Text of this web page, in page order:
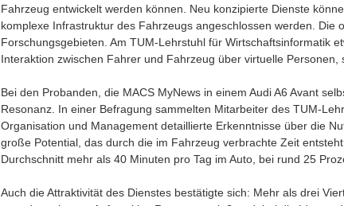
Fahrzeug entwickelt werden können. Neu konzipierte Dienste
komplexe Infrastruktur des Fahrzeugs angeschlossen werden.
Forschungsgebieten. Am TUM-Lehrstuhl für Wirtschaftsinformatik
Interaktion zwischen Fahrer und Fahrzeug über virtuelle
Bei den Probanden, die MACS MyNews in einem Audi A6 Avant
Resonanz. In einer Befragung sammelten Mitarbeiter des TUM-
Organisation und Management detaillierte Erkenntnisse über die
große Potential, das durch die im Fahrzeug verbrachte Zeit
Durchschnitt mehr als 40 Minuten pro Tag im Auto, bei rund 25
Auch die Attraktivität des Dienstes bestätigte sich: Mehr als drei